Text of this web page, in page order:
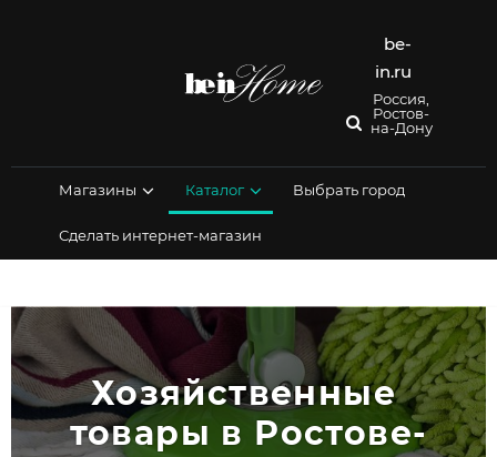
be-
in.ru
Россия,
Ростов-
на-Дону
Магазины Каталог Выбрать город
Сделать интернет-магазин
Хозяйственные
товары в Ростове-